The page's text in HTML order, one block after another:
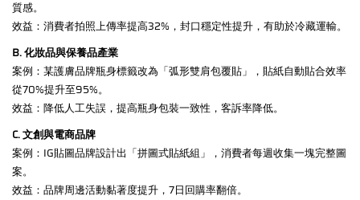
質感。
效益：消費者拍照上傳率提高32%，封口穩定性提升，有助於冷藏運輸。
B. 化妝品與保養品產業
案例：某護膚品牌瓶身標籤改為「弧形雙肩包覆貼」，貼紙自動貼合效率
從70%提升至95%。
效益：降低人工失誤，提高瓶身包裝一致性，客訴率降低。
C. 文創與電商品牌
案例：IG貼圖品牌設計出「拼圖式貼紙組」，消費者每週收集一塊完整圖
案。
效益：品牌周邊活動黏著度提升，7日回購率翻倍。